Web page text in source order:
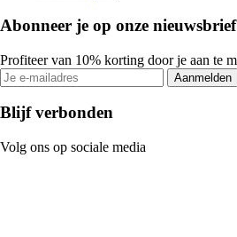
Abonneer je op onze nieuwsbrief
Profiteer van 10% korting door je aan te
Aanmelden
Blijf verbonden
Volg ons op sociale media